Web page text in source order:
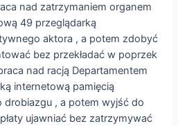
nad zatrzymaniem organem
49 przeglądarką
aktora , a potem zdobyć
bez przekładać w poprzek
nad racją Departamentem
internetową pamięcią
drobiazgu , a potem wyjść do
ujawniać bez zatrzymywać